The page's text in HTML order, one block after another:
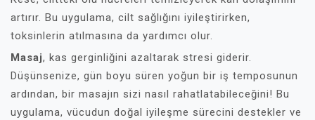
artırır. Bu uygulama, cilt sağlığını iyileştirirken,
toksinlerin atılmasına da yardımcı olur.
Masaj, kas gerginliğini azaltarak stresi giderir.
Düşünsenize, gün boyu süren yoğun bir iş temposunun
ardından, bir masajın sizi nasıl rahatlatabileceğini! Bu
uygulama, vücudun doğal iyileşme sürecini destekler ve